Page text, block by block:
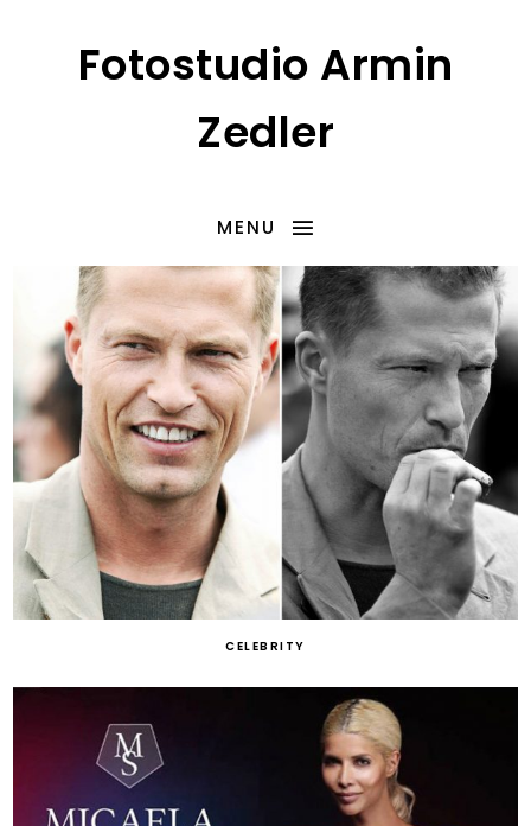
Fotostudio Armin
Zedler
MENU
CELEBRITY